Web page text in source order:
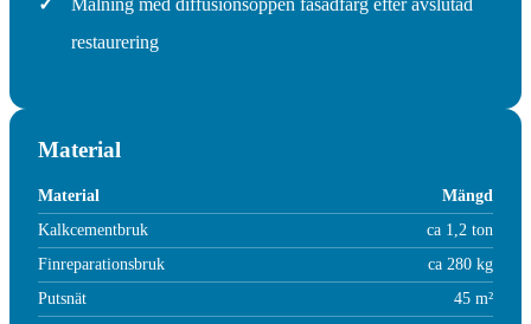
restaurering
Material
Material
Mängd
Kalkcementbruk
ca 1,2 ton
Finreparationsbruk
ca 280 kg
Putsnät
45 m²